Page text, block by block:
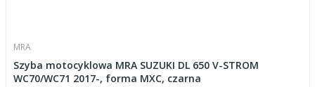
MRA
Szyba motocyklowa MRA SUZUKI DL 650 V-STROM
WC70/WC71 2017-, forma MXC, czarna